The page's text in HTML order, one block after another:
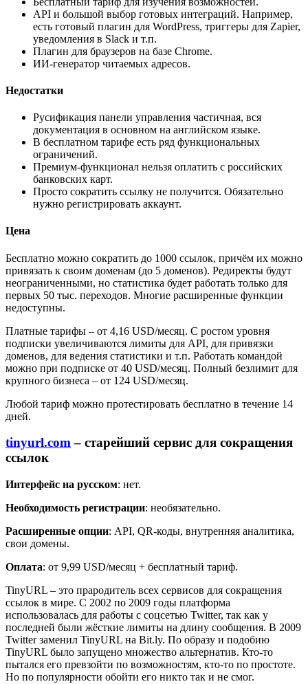
API и большой выбор готовых интеграций. Например,
есть готовый плагин для WordPress, триггеры для Zapier,
уведомления в Slack и т.п.
Плагин для браузеров на базе Chrome.
ИИ-генератор читаемых адресов.
Недостатки
Русификация панели управления частичная, вся
документация в основном на английском языке.
В бесплатном тарифе есть ряд функциональных
ограничений.
Премиум-функционал нельзя оплатить с российских
банковских карт.
Просто сократить ссылку не получится. Обязательно
нужно регистрировать аккаунт.
Цена
Бесплатно можно сократить до 1000 ссылок, причём их можно
привязать к своим доменам (до 5 доменов). Редиректы будут
неограниченными, но статистика будет работать только для
первых 50 тыс. переходов. Многие расширенные функции
недоступны.
Платные тарифы – от 4,16 USD/месяц. С ростом уровня
подписки увеличиваются лимиты для API, для привязки
доменов, для ведения статистики и т.п. Работать командой
можно при подписке от 40 USD/месяц. Полный безлимит для
крупного бизнеса – от 124 USD/месяц.
Любой тариф можно протестировать бесплатно в течение 14
дней.
tinyurl.com– старейший сервис для сокращения
ссылок
Интерфейс на русском: нет.
Необходимость регистрации: необязательно.
Расширенные опции: API, QR-коды, внутренняя аналитика,
свои домены.
Оплата: от 9,99 USD/месяц + бесплатный тариф.
TinyURL – это прародитель всех сервисов для сокращения
ссылок в мире. С 2002 по 2009 годы платформа
использовалась для работы с соцсетью Twitter, так как у
последней были жёсткие лимиты на длину сообщения. В 2009
Twitter заменил TinyURL на Bit.ly. По образу и подобию
TinyURL было запущено множество альтернатив. Кто-то
пытался его превзойти по возможностям, кто-то по простоте.
Но по популярности обойти его никто так и не смог.